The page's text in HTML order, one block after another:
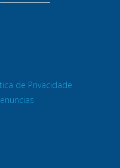
de Privacidade